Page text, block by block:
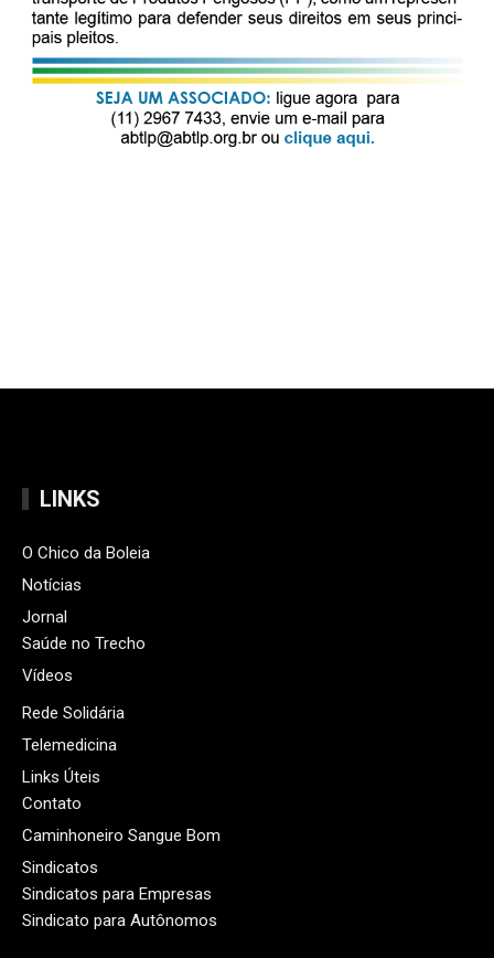
LINKS
O Chico da Boleia
Notícias
Jornal
Saúde no Trecho
Vídeos
Rede Solidária
Telemedicina
Links Úteis
Contato
Caminhoneiro Sangue Bom
Sindicatos
Sindicatos para Empresas
Sindicato para Autônomos